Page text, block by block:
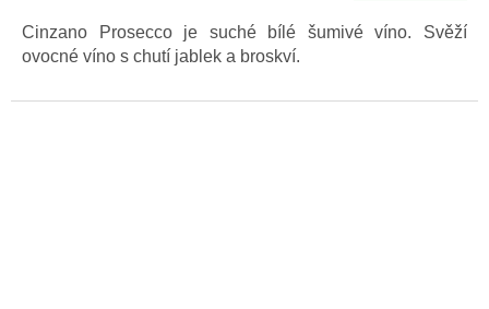
Cinzano Prosecco je suché bílé šumivé víno. Svěží
ovocné víno s chutí jablek a broskví.